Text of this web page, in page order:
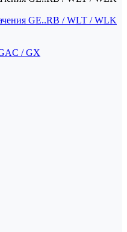
GE..RB / WLT / WLK
/ GX